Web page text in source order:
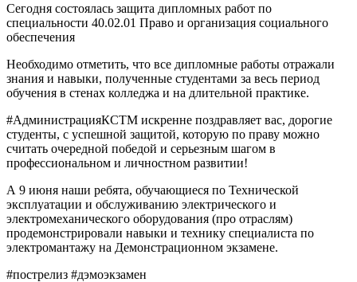
Сегодня состоялась защита дипломных работ по
специальности 40.02.01 Право и организация социального
обеспечения
Необходимо отметить, что все дипломные работы отражали
знания и навыки, полученные студентами за весь период
обучения в стенах колледжа и на длительной практике.
#АдминистрацияКСТМ искренне поздравляет вас, дорогие
студенты, с успешной защитой, которую по праву можно
считать очередной победой и серьезным шагом в
профессиональном и личностном развитии!
А 9 июня наши ребята, обучающиеся по Технической
эксплуатации и обслуживанию электрического и
электромеханического оборудования (про отраслям)
продемонстрировали навыки и технику специалиста по
электромантажу на Демонстрационном экзамене.
#пострелиз #дэмоэкзамен